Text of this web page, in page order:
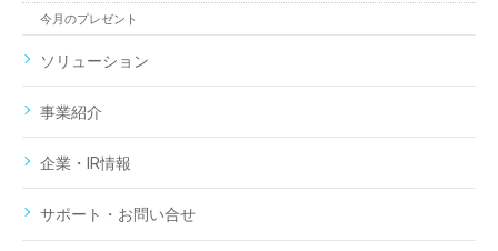
今月のプレゼント
ソリューション
事業紹介
企業・IR情報
サポート・お問い合せ